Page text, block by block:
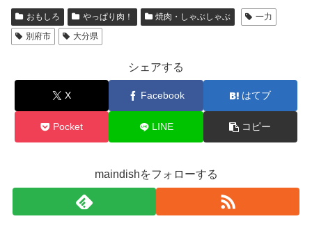
おもしろ やっぱり肉！ 焼肉・しゃぶしゃぶ
一力
別府市
大分県
シェアする
X Facebook はてブ
Pocket LINE コピー
maindishをフォローする